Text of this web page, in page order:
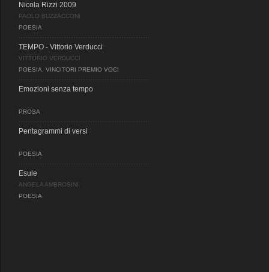
Nicola Rizzi 2009
PAOLO BUZZACCONI
POESIA
TEMPO - Vittorio Verducci
VITTORIO VERDUCCI
POESIA
VINCITORI PREMIO VOCI
Emozioni senza tempo
PROSA
Pentagrammi di versi
POESIA
Esule
ANGELA AMBROSINI
POESIA